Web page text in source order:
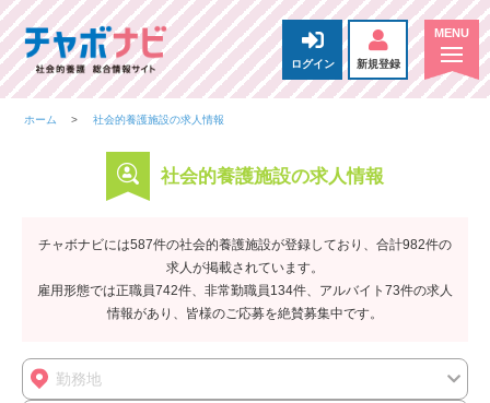
ログイン 新規登録
ホーム 社会的養護施設の求人情報
社会的養護施設の求人情報
チャボナビには587件の社会的養護施設が登録しており、合計982件の
求人が掲載されています。
雇用形態では正職員742件、非常勤職員134件、アルバイト73件の求人
情報があり、皆様のご応募を絶賛募集中です。
勤務地